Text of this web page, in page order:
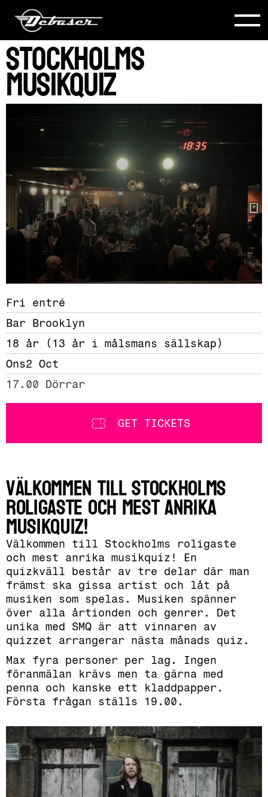
Stockholms
Musikquiz
Fri entré
Bar Brooklyn
18 år (13 år i målsmans sällskap)
Ons2 Oct
17.00 Dörrar
GET TICKETS
Välkommen till Stockholms
roligaste och mest anrika
musikquiz!
Välkommen till Stockholms roligaste
och mest anrika musikquiz! En
quizkväll består av tre delar där man
främst ska gissa artist och låt på
musiken som spelas. Musiken spänner
över alla årtionden och genrer. Det
unika med SMQ är att vinnaren av
quizzet arrangerar nästa månads quiz.
Max fyra personer per lag. Ingen
föranmälan krävs men ta gärna med
penna och kanske ett kladdpapper.
Första frågan ställs 19.00.